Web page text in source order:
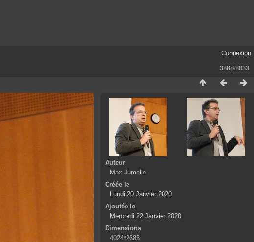
Connexion
3898/8833
Auteur
Max Jumelle
Créée le
Lundi 20 Janvier 2020
Ajoutée le
Mercredi 22 Janvier 2020
Dimensions
4024*2683